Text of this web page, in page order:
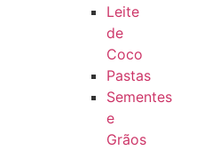
Leite
de
Coco
Pastas
Sementes
e
Grãos